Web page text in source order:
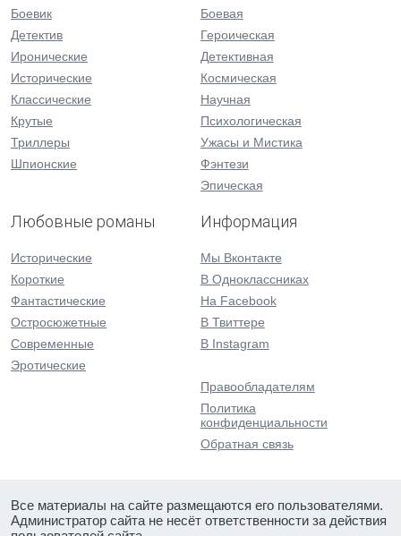
Боевик
Детектив
Иронические
Исторические
Классические
Крутые
Триллеры
Шпионские
Боевая
Героическая
Детективная
Космическая
Научная
Психологическая
Ужасы и Мистика
Фэнтези
Эпическая
Любовные романы
Исторические
Короткие
Фантастические
Остросюжетные
Современные
Эротические
Информация
Мы Вконтакте
В Одноклассниках
На Facebook
В Твиттере
В Instagram
Правообладателям
Политика
конфиденциальности
Обратная связь
Все материалы на сайте размещаются его пользователями.
Администратор сайта не несёт ответственности за действия